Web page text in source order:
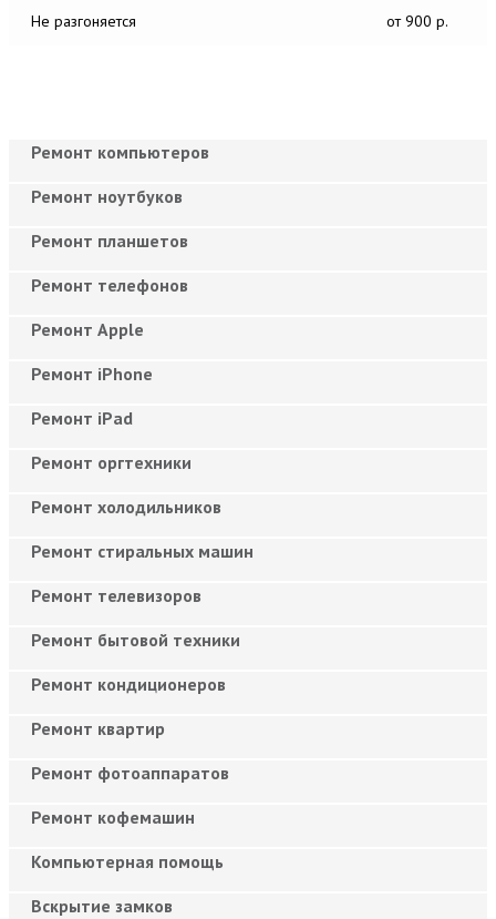
Не разгоняется от 900 р.
Ремонт компьютеров
Ремонт ноутбуков
Ремонт планшетов
Ремонт телефонов
Ремонт Apple
Ремонт iPhone
Ремонт iPad
Ремонт оргтехники
Ремонт холодильников
Ремонт стиральных машин
Ремонт телевизоров
Ремонт бытовой техники
Ремонт кондиционеров
Ремонт квартир
Ремонт фотоаппаратов
Ремонт кофемашин
Компьютерная помощь
Вскрытие замков